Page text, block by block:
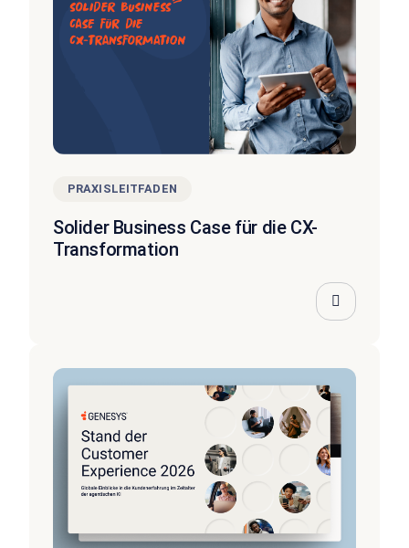
PRAXISLEITFADEN
Solider Business Case für die CX-
Transformation